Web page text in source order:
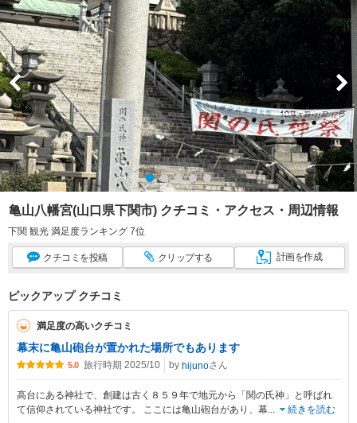
亀山八幡宮(山口県下関市) クチコミ・アクセス・周辺情報
下関 観光 満足度ランキング 7位
クチコミ を投稿 クリップする 計画を作成
ピックアップ クチコミ
満足度の高いクチコミ
幕末に亀山砲台が置かれた場所でもあります
5.0 旅行時期 2025/10 by hijunoさん
高台にある神社で、創建は古く８５９年で地元から「関の氏神」と呼ばれ
て信仰されている神社です。 ここには亀山砲台があり、幕... 続きを読む